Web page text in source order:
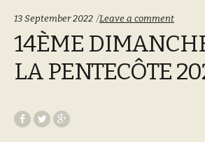
13 September 2022 Leave a comment
14ÈME
LA PENTECÔTE